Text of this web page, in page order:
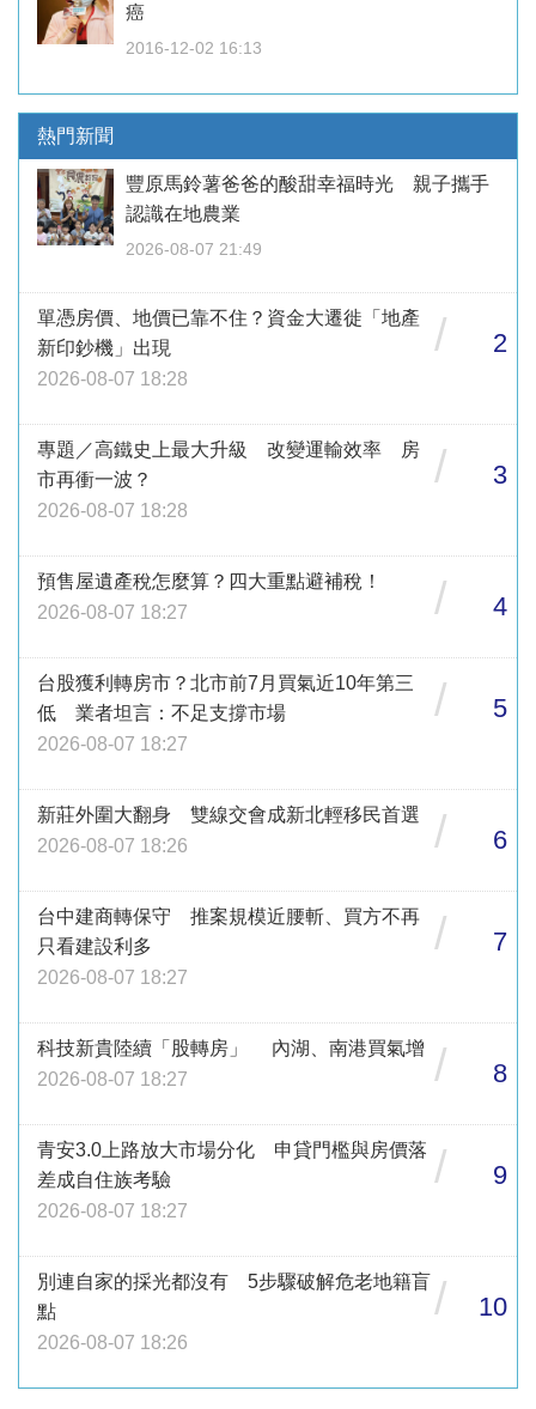
癌
2016-12-02 16:13
熱門新聞
豐原馬鈴薯爸爸的酸甜幸福時光 親子攜手
認識在地農業
2026-08-07 21:49
單憑房價、地價已靠不住？資金大遷徙「地產
新印鈔機」出現
2026-08-07 18:28
/ 2
專題／高鐵史上最大升級 改變運輸效率 房
市再衝一波？
2026-08-07 18:28
/ 3
預售屋遺產稅怎麼算？四大重點避補稅！
2026-08-07 18:27
/ 4
台股獲利轉房市？北市前7月買氣近10年第三
低 業者坦言：不足支撐市場
2026-08-07 18:27
/ 5
新莊外圍大翻身 雙線交會成新北輕移民首選
2026-08-07 18:26
/ 6
台中建商轉保守 推案規模近腰斬、買方不再
只看建設利多
2026-08-07 18:27
/ 7
科技新貴陸續「股轉房」 內湖、南港買氣增
2026-08-07 18:27
/ 8
青安3.0上路放大市場分化 申貸門檻與房價落
差成自住族考驗
2026-08-07 18:27
/ 9
別連自家的採光都沒有 5步驟破解危老地籍盲
點
2026-08-07 18:26
/ 10